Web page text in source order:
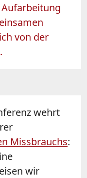
von der
wehrt
Missbrauchs:
wir